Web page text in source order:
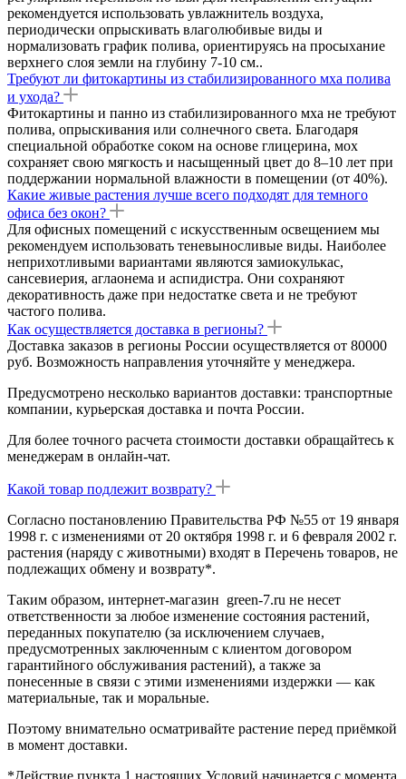
рекомендуется использовать увлажнитель воздуха,
периодически опрыскивать влаголюбивые виды и
нормализовать график полива, ориентируясь на просыхание
верхнего слоя земли на глубину 7-10 см..
Требуют ли фитокартины из стабилизированного мха полива
и ухода?
Фитокартины и панно из стабилизированного мха не требуют
полива, опрыскивания или солнечного света. Благодаря
специальной обработке соком на основе глицерина, мох
сохраняет свою мягкость и насыщенный цвет до 8–10 лет при
поддержании нормальной влажности в помещении (от 40%).
Какие живые растения лучше всего подходят для темного
офиса без окон?
Для офисных помещений с искусственным освещением мы
рекомендуем использовать теневыносливые виды. Наиболее
неприхотливыми вариантами являются замиокулькас,
сансевиерия, аглаонема и аспидистра. Они сохраняют
декоративность даже при недостатке света и не требуют
частого полива.
Как осуществляется доставка в регионы?
Доставка заказов в регионы России осуществляется от 80000
руб. Возможность направления уточняйте у менеджера.
Предусмотрено несколько вариантов доставки: транспортные
компании, курьерская доставка и почта России.
Для более точного расчета стоимости доставки обращайтесь к
менеджерам в онлайн-чат.
Какой товар подлежит возврату?
Согласно постановлению Правительства РФ №55 от 19 января
1998 г. с изменениями от 20 октября 1998 г. и 6 февраля 2002 г.
растения (наряду с животными) входят в Перечень товаров, не
подлежащих обмену и возврату*.
Таким образом, интернет-магазин green-7.ru не несет
ответственности за любое изменение состояния растений,
переданных покупателю (за исключением случаев,
предусмотренных заключенным с клиентом договором
гарантийного обслуживания растений), а также за
понесенные в связи с этими изменениями издержки — как
материальные, так и моральные.
Поэтому внимательно осматривайте растение перед приёмкой
в момент доставки.
*Действие пункта 1 настоящих Условий начинается с момента